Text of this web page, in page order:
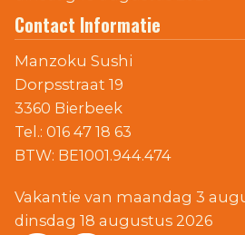
Contact Informatie
Manzoku Sushi
Dorpsstraat 19
3360 Bierbeek
Tel.:016 47 18 63
BTW: BE1001.944.474
Vakantie van maandag 3
dinsdag 18 augustus 2026